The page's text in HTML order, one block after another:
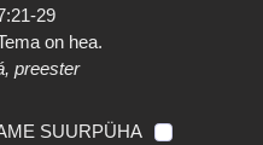
29
on hea.
preester
SUURPÜHA